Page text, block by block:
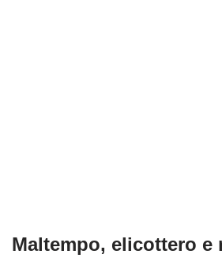
Maltempo, elicottero e